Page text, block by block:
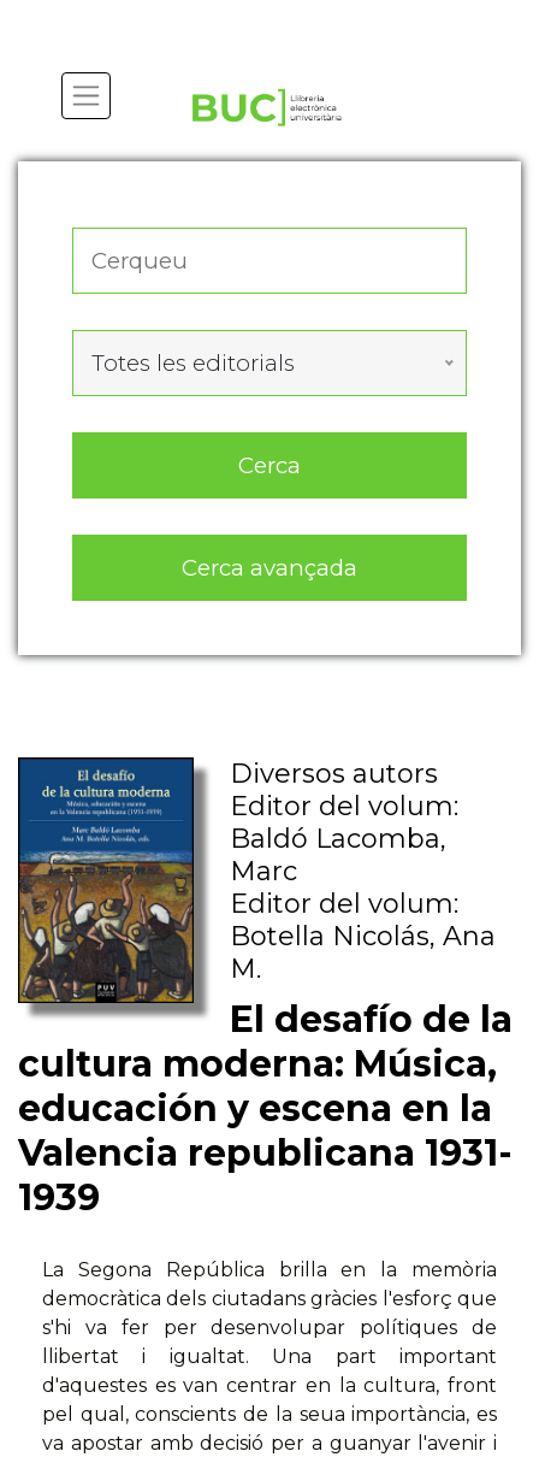
Totes les editorials
Cerca
Cerca avançada
Diversos autors
Editor del volum:
Baldó Lacomba,
Marc
Editor del volum:
Botella Nicolás, Ana
M.
El desafío de la
cultura moderna: Música,
educación y escena en la
Valencia republicana 1931-
1939
La Segona República brilla en la memòria
democràtica dels ciutadans gràcies l'esforç que
s'hi va fer per desenvolupar polítiques de
llibertat i igualtat. Una part important
d'aquestes es van centrar en la cultura, front
pel qual, conscients de la seua importància, es
va apostar amb decisió per a guanyar l'avenir i